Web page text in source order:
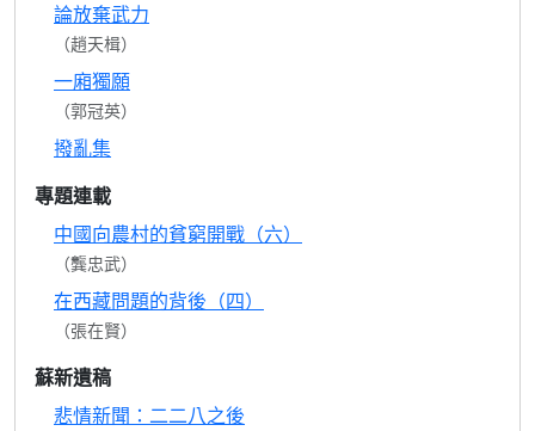
論放棄武力
（趙天楫）
一廂獨願
（郭冠英）
撥亂集
專題連載
中國向農村的貧窮開戰（六）
（龔忠武）
在西藏問題的背後（四）
（張在賢）
蘇新遺稿
悲情新聞：二二八之後